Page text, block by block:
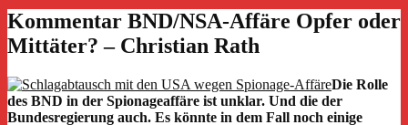
Kommentar BND/NSA-Affäre Opfer oder
Mittäter? – Christian Rath
Die Rolle
des BND in der Spionageaffäre ist unklar. Und die der
Bundesregierung auch. Es könnte in dem Fall noch einige